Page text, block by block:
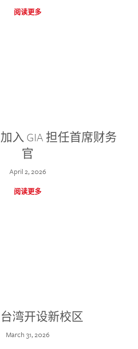
阅读更多
入 GIA 担任首席财务
官
April 2, 2026
阅读更多
湾开设新校区
March 31, 2026